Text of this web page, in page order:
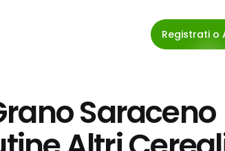
Registrati o
Saraceno